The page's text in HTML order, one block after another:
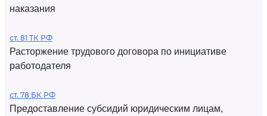
наказания
ст. 81 ТК РФ
Расторжение трудового договора по инициативе
работодателя
ст. 78 БК РФ
Предоставление субсидий юридическим лицам,